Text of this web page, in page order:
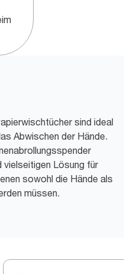
sind ideal
Abwischen der Hände.
vielseitigen Lösung für
sowohl die Hände als
müssen.